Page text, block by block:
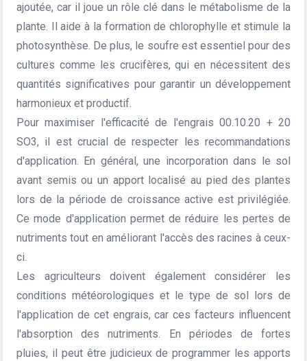
ajoutée, car il joue un rôle clé dans le métabolisme de la
plante. Il aide à la formation de chlorophylle et stimule la
photosynthèse. De plus, le soufre est essentiel pour des
cultures comme les crucifères, qui en nécessitent des
quantités significatives pour garantir un développement
harmonieux et productif.
Pour maximiser l'efficacité de l'engrais 00.10.20 + 20
SO3, il est crucial de respecter les recommandations
d'application. En général, une incorporation dans le sol
avant semis ou un apport localisé au pied des plantes
lors de la période de croissance active est privilégiée.
Ce mode d'application permet de réduire les pertes de
nutriments tout en améliorant l'accès des racines à ceux-
ci.
Les agriculteurs doivent également considérer les
conditions météorologiques et le type de sol lors de
l'application de cet engrais, car ces facteurs influencent
l'absorption des nutriments. En périodes de fortes
pluies, il peut être judicieux de programmer les apports